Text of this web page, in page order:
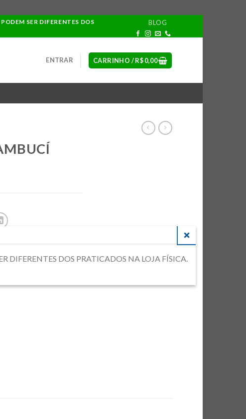
SER DIFERENTES DOS
BLOG
ENTRAR CARRINHO /R$0,00
DIFERENTES DOS PRATICADOS NA LOJA FÍSICA.